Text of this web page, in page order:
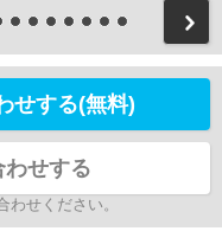
せする(無料)
わせする
せください。